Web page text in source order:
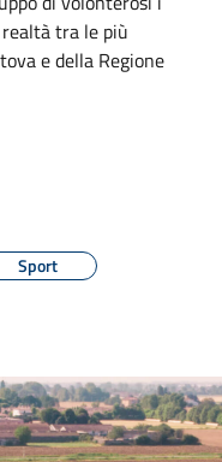
tra le più
e della Regione
Sport